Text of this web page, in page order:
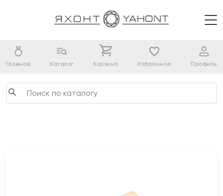
Главная Каталог Корзина Избранное Профиль